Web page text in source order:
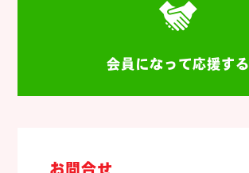
会員になって応援する
お問合せ